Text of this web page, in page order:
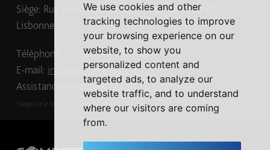
We use cookies and other
tracking technologies to improve
your browsing experience on our
website, to show you
personalized content and
targeted ads, to analyze our
website traffic, and to understand
where our visitors are coming
from.
Siège: Rua Joshua Benoliel, n.º 1, 6.º D, 1250-273
Lisbonne
Téléphone: (+351) 234 797 345 *
E-mail: info@multiwasher.net
Assistance technique:(+351) 234 797 344
*Appel sur le territoire national